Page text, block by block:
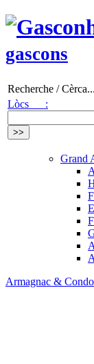
gascons
Recherche / Cèrca...
Lòcs :
Grand
Armagnac &